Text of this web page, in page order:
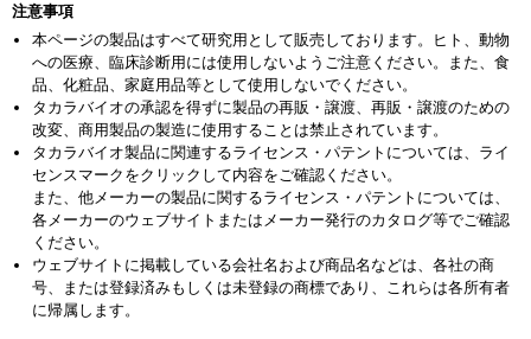
注意事項
本ページの製品はすべて研究用として販売しております。ヒト、動物
への医療、臨床診断用には使用しないようご注意ください。また、食
品、化粧品、家庭用品等として使用しないでください。
タカラバイオの承認を得ずに製品の再販・譲渡、再販・譲渡のための
改変、商用製品の製造に使用することは禁止されています。
タカラバイオ製品に関連するライセンス・パテントについては、ライ
センスマークをクリックして内容をご確認ください。
また、他メーカーの製品に関するライセンス・パテントについては、
各メーカーのウェブサイトまたはメーカー発行のカタログ等でご確認
ください。
ウェブサイトに掲載している会社名および商品名などは、各社の商
号、または登録済みもしくは未登録の商標であり、これらは各所有者
に帰属します。